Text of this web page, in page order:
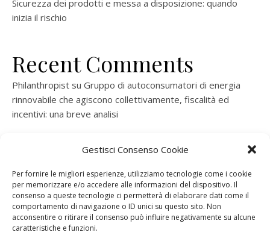
Gestisci Consenso Cookie
Per fornire le migliori esperienze, utilizziamo tecnologie come i cookie
per memorizzare e/o accedere alle informazioni del dispositivo. Il
consenso a queste tecnologie ci permetterà di elaborare dati come il
comportamento di navigazione o ID unici su questo sito. Non
acconsentire o ritirare il consenso può influire negativamente su alcune
caratteristiche e funzioni.
Sicurezza dei prodotti e messa a disposizione: quando
inizia il rischio
Recent Comments
Philanthropist su Gruppo di autoconsumatori di energia
rinnovabile che agiscono collettivamente, fiscalità ed
incentivi: una breve analisi
rinnovabile che agiscono collettivamente, fiscalità ed
ramatogelsuGruppo di autoconsumatori di energia
rinnovabile che agiscono collettivamente, fiscalità ed
incentivi: una breve analisi